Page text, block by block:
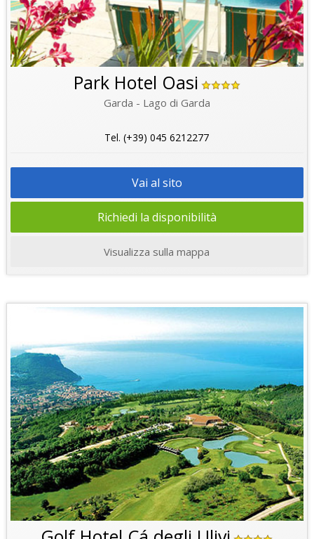
Park Hotel Oasi
Garda - Lago di Garda
Tel. (+39) 045 6212277
Vai al sito
Richiedi la disponibilità
Visualizza sulla mappa